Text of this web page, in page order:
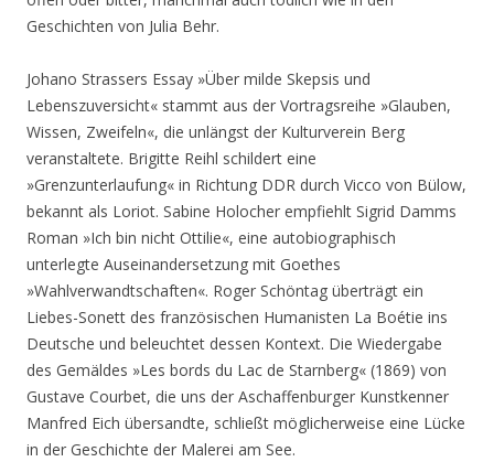
Geschichten von Julia Behr.
Johano Strassers Essay »Über milde Skepsis und
Lebenszuversicht« stammt aus der Vortragsreihe »Glauben,
Wissen, Zweifeln«, die unlängst der Kulturverein Berg
veranstaltete. Brigitte Reihl schildert eine
»Grenzunterlaufung« in Richtung DDR durch Vicco von Bülow,
bekannt als Loriot. Sabine Holocher empfiehlt Sigrid Damms
Roman »Ich bin nicht Ottilie«, eine autobiographisch
unterlegte Auseinandersetzung mit Goethes
»Wahlverwandtschaften«. Roger Schöntag überträgt ein
Liebes-Sonett des französischen Humanisten La Boétie ins
Deutsche und beleuchtet dessen Kontext. Die Wiedergabe
des Gemäldes »Les bords du Lac de Starnberg« (1869) von
Gustave Courbet, die uns der Aschaffenburger Kunstkenner
Manfred Eich übersandte, schließt möglicherweise eine Lücke
in der Geschichte der Malerei am See.